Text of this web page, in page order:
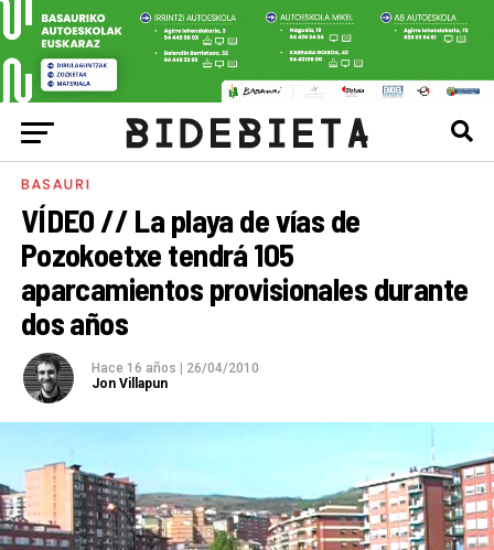
BASAURI
VÍDEO // La playa de vías de
Pozokoetxe tendrá 105
aparcamientos provisionales durante
dos años
Hace 16 años
26/04/2010
Jon Villapun